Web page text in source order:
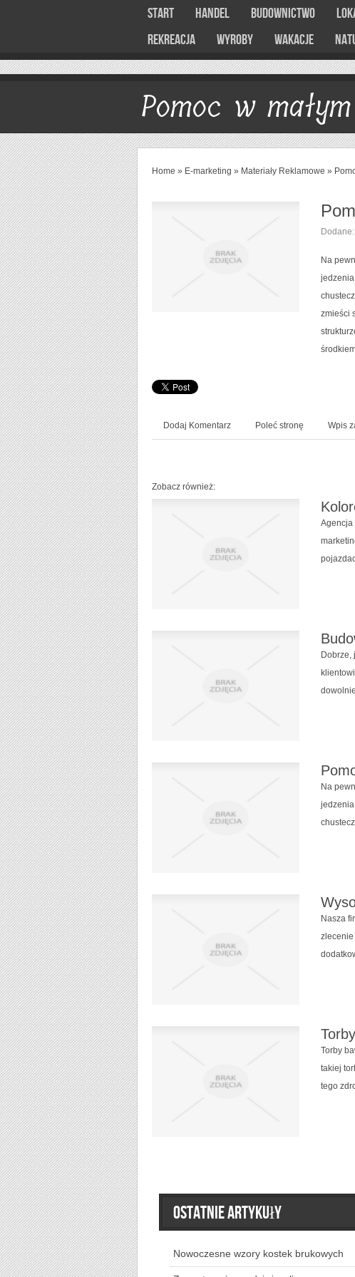
Start Handel Budownictwo
Rekreacja
Wyroby Wakacje
Pomoc w
Home » E-marketing » Materiały Reklamowe »
Na
jedzenia
zmieści
Dodaj Komentarz Poleć stronę Wpis
Zobacz również:
Agencja
Dobrze,
Na
jedzenia
Nasza
zlecenie
Torby
takiej
tego
Ostatnie artykuły
Nowoczesne wzory kostek brukowych